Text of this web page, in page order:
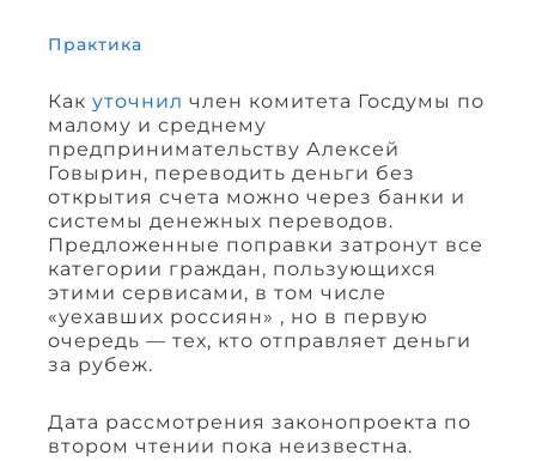
Практика
Как уточнил член комитета Госдумы по
малому и среднему
предпринимательству Алексей
Говырин, переводить деньги без
открытия счета можно через банки и
системы денежных переводов.
Предложенные поправки затронут все
категории граждан, пользующихся
этими сервисами, в том числе
«уехавших россиян» , но в первую
очередь — тех, кто отправляет деньги
за рубеж.
Дата рассмотрения законопроекта по
втором чтении пока неизвестна.